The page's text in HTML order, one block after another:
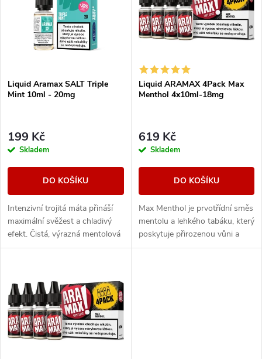
p
r
o
u
k
ů
Abecedně
s
p
r
o
d
u
k
t
ů
Liquid Aramax SALT Triple
Mint 10ml - 20mg
199 Kč
Skladem
DO KOŠÍKU
Intenzivní trojitá máta přináší
maximální svěžest a chladivý
efekt. Čistá, výrazná mentolová
chuť pro milovníky silného
Liquid ARAMAX 4Pack Max
Menthol 4x10ml-18mg
619 Kč
Skladem
DO KOŠÍKU
Max Menthol je prvotřídní směs
mentolu a lehkého tabáku, který
poskytuje přirozenou vůni a
maximální osvěžení.